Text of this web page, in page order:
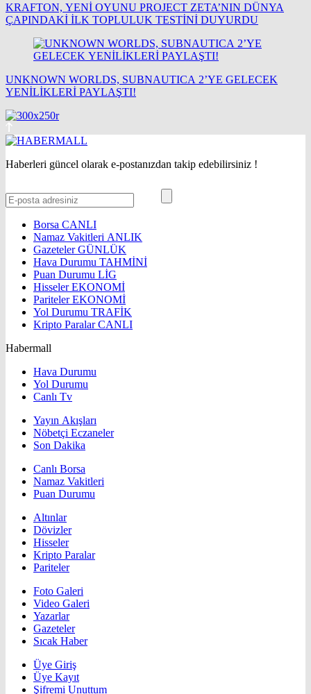
KRAFTON, YENİ OYUNU PROJECT ZETA’NIN DÜNYA
ÇAPINDAKİ İLK TOPLULUK TESTİNİ DUYURDU
UNKNOWN WORLDS, SUBNAUTICA 2’YE GELECEK
YENİLİKLERİ PAYLAŞTI!
Haberleri güncel olarak e-postanızdan takip edebilirsiniz !
Borsa CANLI
Namaz Vakitleri ANLIK
GazetelerGÜNLÜK
Hava Durumu TAHMİNİ
Puan Durumu LİG
HisselerEKONOMİ
ParitelerEKONOMİ
Yol Durumu TRAFİK
Kripto ParalarCANLI
Habermall
Hava Durumu
Yol Durumu
Canlı Tv
Yayın Akışları
Nöbetçi Eczaneler
Son Dakika
Canlı Borsa
Namaz Vakitleri
Puan Durumu
Altınlar
Dövizler
Hisseler
Kripto Paralar
Pariteler
Foto Galeri
Video Galeri
Yazarlar
Gazeteler
Sıcak Haber
Üye Giriş
Üye Kayıt
Şifremi Unuttum